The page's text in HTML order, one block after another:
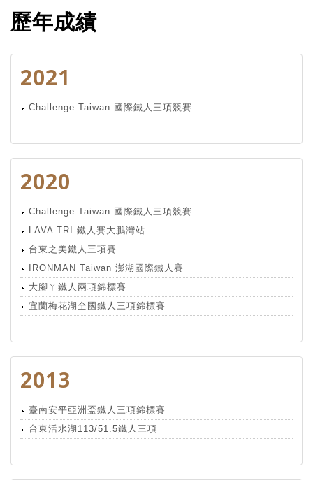
歷年成績
2021
Challenge Taiwan 國際鐵人三項競賽
2020
Challenge Taiwan 國際鐵人三項競賽
LAVA TRI 鐵人賽大鵬灣站
台東之美鐵人三項賽
IRONMAN Taiwan 澎湖國際鐵人賽
大腳ㄚ鐵人兩項錦標賽
宜蘭梅花湖全國鐵人三項錦標賽
2013
臺南安平亞洲盃鐵人三項錦標賽
台東活水湖113/51.5鐵人三項